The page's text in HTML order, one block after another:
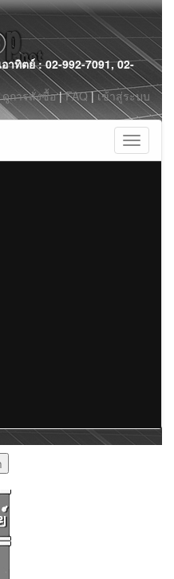
าทิตย์ : 02-992-7091, 02-
ดูการสั่งซื้อ|FAQ|เข้าสู่ระบบ
Toggle